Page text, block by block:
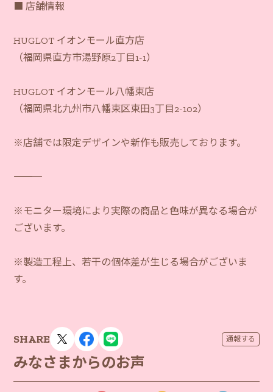
■ 店舗情報
HUGLOT イオンモール直方店
（福岡県直方市湯野原2丁目1-1）
HUGLOT イオンモール八幡東店
（福岡県北九州市八幡東区東田3丁目2-102）
※店舗では限定デザインや新作も販売しております。
―――――――――――
※モニター環境により実際の商品と色味が異なる場合が
ございます。
※製造工程上、若干の個体差が生じる場合がございま
す。
SHARE 通報する
みなさまからのお声